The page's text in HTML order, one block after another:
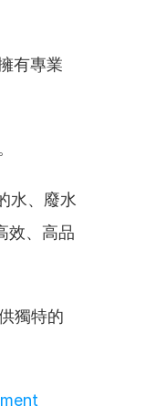
有專業
水、廢水
效、高品
獨特的